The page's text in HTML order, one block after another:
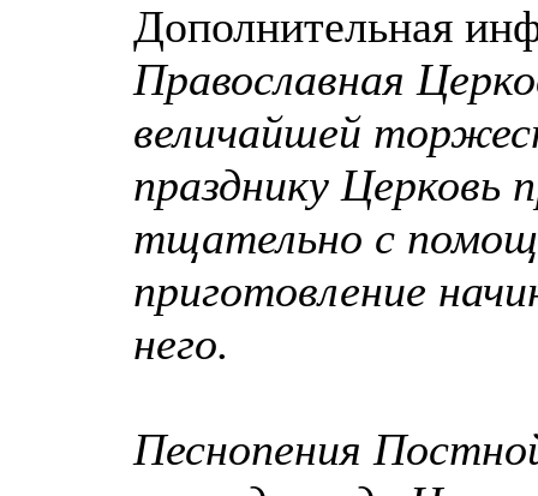
Дополнительная
Православная
величайшей
празднику Церковь
тщательно с
приготовление
него.
Песнопения